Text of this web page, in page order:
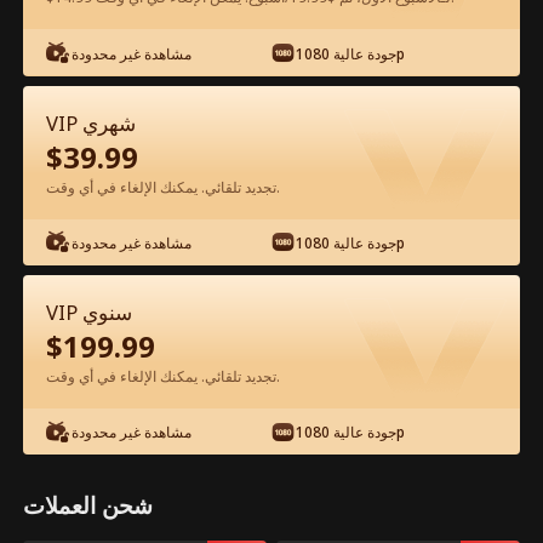
شاهد مجانًا في التطبيق
الحلقة 22 - كيف توقعين ابن الرئيس في
حبك؟ الفيلم كامل
0-49 50-61
22 23 24 25 26
مشاهدة غير محدودة جودة عالية 1080p
VIP شهري
$39.99
تجديد تلقائي. يمكنك الإلغاء في أي وقت.
مشاهدة غير محدودة جودة عالية 1080p
VIP سنوي
$199.99
تجديد تلقائي. يمكنك الإلغاء في أي وقت.
مشاهدة غير محدودة جودة عالية 1080p
شحن العملات